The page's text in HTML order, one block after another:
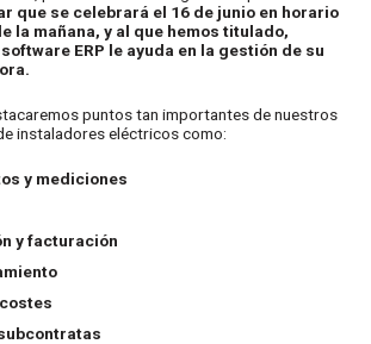
que se celebrará el 16 de junio en horario
la mañana, y al que hemos titulado,
ERP le ayuda en la gestión de su
puntos tan importantes de nuestros
instaladores eléctricos como:
y mediciones
y facturación